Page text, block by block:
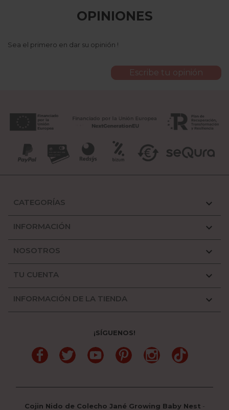
OPINIONES
Sea el primero en dar su opinión !
Escribe tu opinión
CATEGORÍAS 
INFORMACIÓN 
NOSOTROS 
TU CUENTA 
INFORMACIÓN DE LA TIENDA 
¡SÍGUENOS!
FacebookTwitter YouTube PinterestInstagramTikTok
Cojin Nido de Colecho Jané Growing Baby Nest -